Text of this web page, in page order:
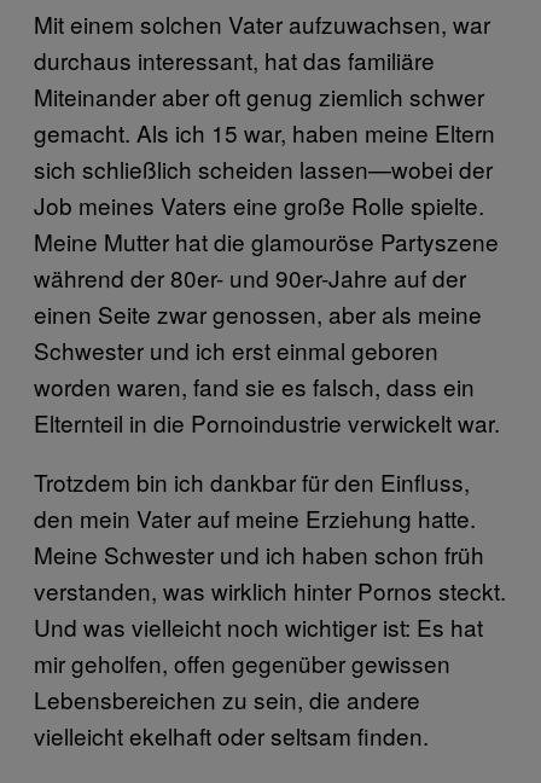
Mit einem solchen Vater aufzuwachsen, war
durchaus interessant, hat das familiäre
Miteinander aber oft genug ziemlich schwer
gemacht. Als ich 15 war, haben meine Eltern
sich schließlich scheiden lassen—wobei der
Job meines Vaters eine große Rolle spielte.
Meine Mutter hat die glamouröse Partyszene
während der 80er- und 90er-Jahre auf der
einen Seite zwar genossen, aber als meine
Schwester und ich erst einmal geboren
worden waren, fand sie es falsch, dass ein
Elternteil in die Pornoindustrie verwickelt war.
Trotzdem bin ich dankbar für den Einfluss,
den mein Vater auf meine Erziehung hatte.
Meine Schwester und ich haben schon früh
verstanden, was wirklich hinter Pornos steckt.
Und was vielleicht noch wichtiger ist: Es hat
mir geholfen, offen gegenüber gewissen
Lebensbereichen zu sein, die andere
vielleicht ekelhaft oder seltsam finden.